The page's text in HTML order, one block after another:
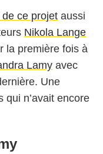
ce projet aussi
Nikola Lange
la première fois à
Lamy avec
Une
qui n’avait encore